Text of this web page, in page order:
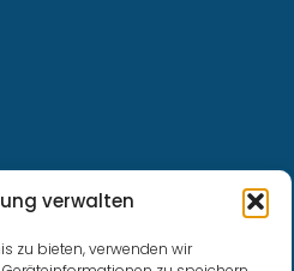
verwalten
zu bieten, verwenden wir